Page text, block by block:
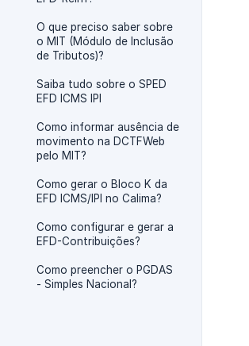
O que preciso saber sobre
o MIT (Módulo de Inclusão
de Tributos)?
Saiba tudo sobre o SPED
EFD ICMS IPI
Como informar ausência de
movimento na DCTFWeb
pelo MIT?
Como gerar o Bloco K da
EFD ICMS/IPI no Calima?
Como configurar e gerar a
EFD-Contribuições?
Como preencher o PGDAS
- Simples Nacional?